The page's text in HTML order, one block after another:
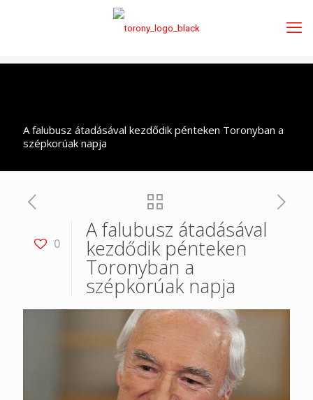
A falubusz átadásával kezdődik pénteken Toronyban a
szépkorúak napja
0
A falubusz átadásával
kezdődik pénteken
Toronyban a
szépkorúak napja